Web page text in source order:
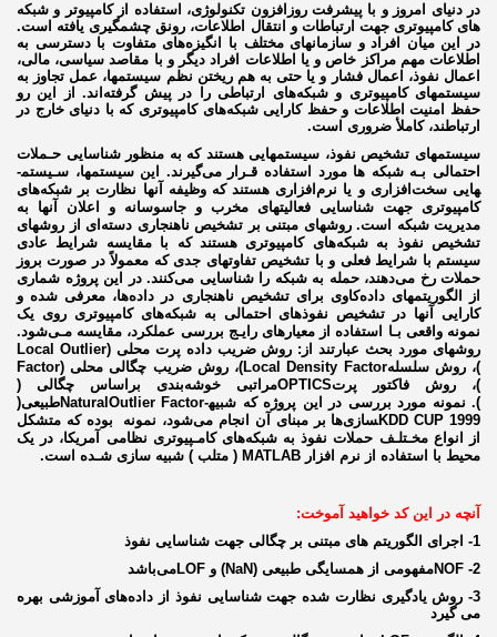
در دنيای امروز و با پيشرفت روزافزون تکنولوژی، استفاده از کامپيوتر و شبکه­‌
های کامپيوتری جهت ارتباطات و انتقال اطلاعات، رونق چشمگيری يافته است.
در اين ميان افراد و سازمان­های مختلف با انگيزه­‌های متفاوت با دسترسی به
اطلاعات مهم مراکز خاص و يا اطلاعات افراد ديگر و با مقاصد سياسی، مالی،
اعمال نفوذ، اعمال فشار و يا حتی به هم ريختن نظم سيستم­ها، عمل تجاوز به
سيستم­های کامپيوتری و شبکه­‌های ارتباطی را در پيش گرفته­‌اند. از اين رو
حفظ امنيت اطلاعات و حفظ کارايی شبکه‌­های کامپيوتری که با دنيای خارج در
ارتباطند، کاملأ ضروری است.
سیستم­های تشخیص نفوذ، سیستم­هایی هستند که به منظور شناسایی حـملات
احتمالی بـه شبکه­ ها مورد استفاده قـرار می‌­گیرند. این سیستم­ها، سـیستم­
هایی سخت­‌افزاری و یا نرم‌­افزاری هستند که وظیفه آنها نظارت بر شبکه­‌های
کامپیوتری جهت شناسایی فعالیت­های مخرب و جاسوسانه و اعلان آنها به
مدیریت شبکه است. روش­های مبتنی بر تشخیص ناهنجاری دسته­‌ای‌ از روش­های
تشخیص نفوذ به شبکه­‌های کامپیوتری هستند که با مقایسه شرایط عادی
سیستم با شرایط فعلی و با تشخیص تفاوت­های جدی که معمولاً در صورت بروز
حملات رخ می­‌دهند، حمله به شبکه را شناسایی می‌­کنند. در این پروژه شماری
از الگوریتم­های داده­‌کاوی برای تشخیص ناهنجاری در داده­‌ها، معرفی شده و
کارایی آنها در تشخیص نفوذ­های احتمالی به شبکه­‌های کامپیوتری روی یک
نمونه واقعی بـا استفاده از معیارهای رایـج بررسی عملکرد، مقایسه مـی‌­شود.
روش­های مورد بحث عبارتند از: روش ضریب داده پرت محلی (Local Outlier
Factor)، روش ضریب چگالی محلی (Local Density Factor)، روش سلسله
مراتبی خوشه‌بندی براساس چگالی (OPTICS)، روش فاکتور پرت
طبیعی(NaturalOutlier Factor ). نمونه مورد بررسی در این پروژه که شبیه­
سازی­‌ها بر مبنای آن انجام می‌­شود، نمونهKDD CUP 1999
بوده که متشکل
از انواع مخـتلـف حملات نفوذ به شبکه­‌های کامـپيوتری نظامی آمریکا، در يک
محيط با استفاده از نرم افزار MATLAB ( متلب ) شبيه سازی شـده است.
آنچه در این کد خواهید آموخت:
1- اجرای الگوریتم های مبتنی بر چگالی جهت شناسایی نفوذ
2-
NOFمفهومی از همسایگی طبیعی (NaN
) و LOFمی­‌باشد
3- روش یادگیری نظارت شده جهت شناسایی نفوذ از داده‌های آموزشی بهره
می گیرد